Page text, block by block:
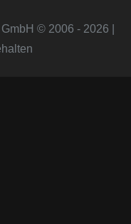
© 2006 - 2026 |